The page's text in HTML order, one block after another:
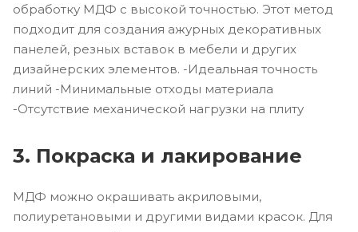
обработку МДФ с высокой точностью. Этот метод
подходит для создания ажурных декоративных
панелей, резных вставок в мебели и других
дизайнерских элементов. -Идеальная точность
линий -Минимальные отходы материала
-Отсутствие механической нагрузки на плиту
3. Покраска и лакирование
МДФ можно окрашивать акриловыми,
полиуретановыми и другими видами красок. Для